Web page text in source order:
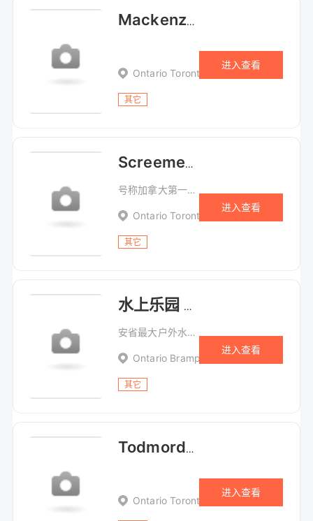
Mackenzie House万圣节死者之城
Ontario Toronto 82 Bond Street
其它
进入查看
Screemers 鬼屋 (Toronto)
号称加拿大第一室内鬼屋 Canada's #1 Indoor Haunted Scream Park
Ontario Toronto 200 Princes' Blvd,
其它
进入查看
水上乐园 Wild Water Kingdom
安省最大户外水上乐园
Ontario Brampton 7855 Finch Ave.
其它
进入查看
Todmorden Mills 历史遗迹
Ontario Toronto 67 Pottery Road
进入查看